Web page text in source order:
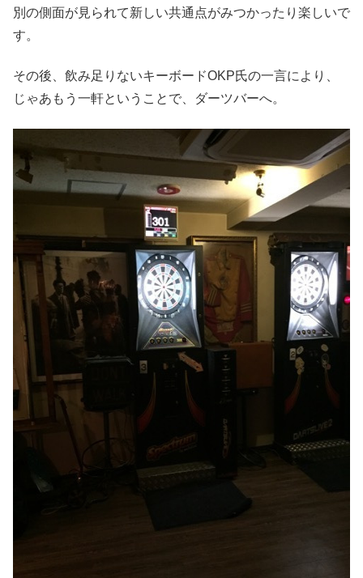
別の側面が見られて新しい共通点がみつかったり楽しいで
す。
その後、飲み足りないキーボードOKP氏の一言により、
じゃあもう一軒ということで、ダーツバーへ。